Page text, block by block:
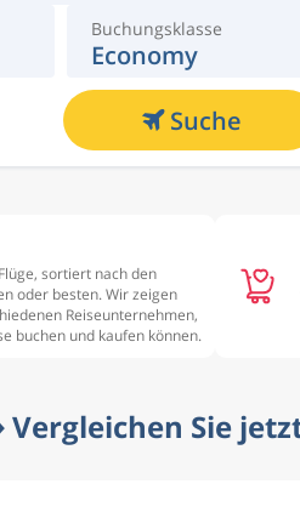
Buchungsklasse
Economy
Suche
sortiert nach den
oder besten. Wir zeigen
Reiseunternehmen,
buchen und kaufen können.
Sie